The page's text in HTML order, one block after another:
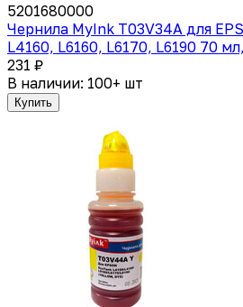
5201680000
Чернила MyInk T03V34A для
L4160, L6160, L6170, L6190 70
231 ₽
В наличии: 100+ шт
Купить